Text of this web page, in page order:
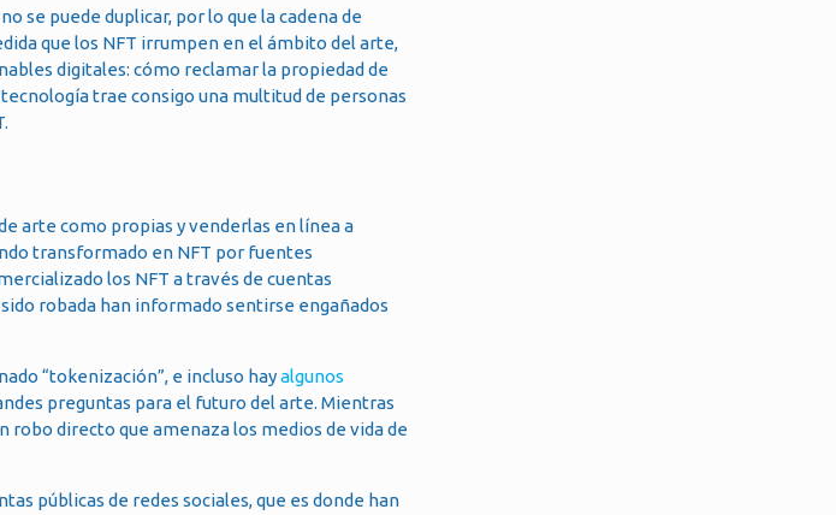
se puede duplicar, por lo que la cadena de
que los NFT irrumpen en el ámbito del arte,
digitales: cómo reclamar la propiedad de
trae consigo una multitud de personas
arte como propias y venderlas en línea a
transformado en NFT por fuentes
los NFT a través de cuentas
robada han informado sentirse engañados
“tokenización”, e incluso hayalgunos
preguntas para el futuro del arte. Mientras
robo directo que amenaza los medios de vida de
públicas de redes sociales, que es donde han